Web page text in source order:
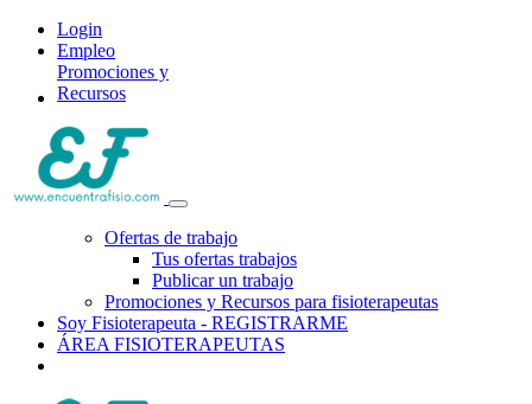
Login
Empleo
Promociones y
Recursos
Ofertas de trabajo
Tus ofertas trabajos
Publicar un trabajo
Promociones y Recursos para fisioterapeutas
Soy Fisioterapeuta - REGISTRARME
ÁREA FISIOTERAPEUTAS